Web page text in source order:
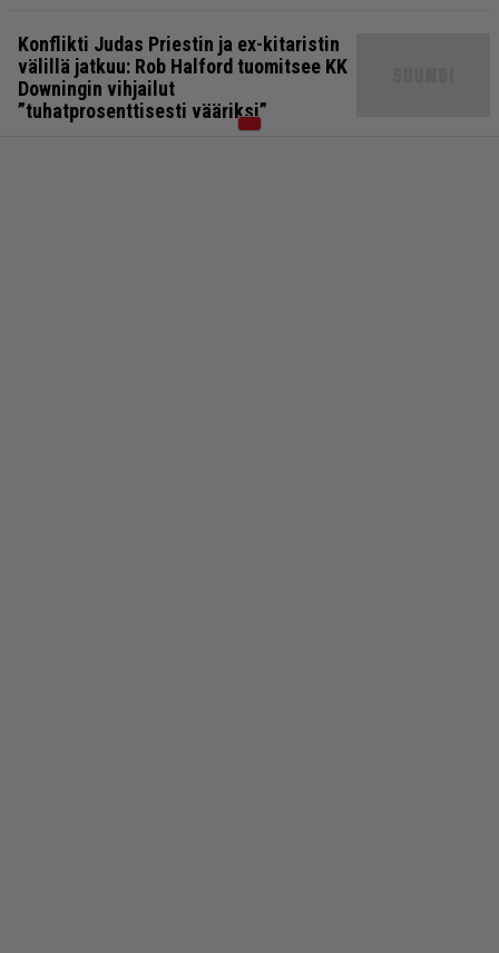
Konflikti Judas Priestin ja ex-kitaristin
välillä jatkuu: Rob Halford tuomitsee KK
Downingin vihjailut
”tuhatprosenttisesti vääriksi”